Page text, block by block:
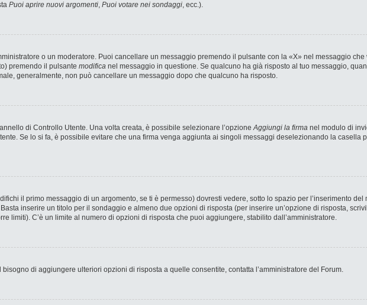
Puoi aprire nuovi argomenti, Puoi votare nei sondaggi, ecc.).
o un moderatore. Puoi cancellare un messaggio premendo il pulsante con la «X» nel messaggio
premendo il pulsante modifica nel messaggio in questione. Se qualcuno ha già risposto al tuo messaggio,
generalmente, non può cancellare un messaggio dopo che qualcuno ha risposto.
di Controllo Utente. Una volta creata, è possibile selezionare l’opzioneAggiungi la firma nel modulo di
Se lo si fa, è possibile evitare che una firma venga aggiunta ai singoli messaggi deselezionando la casella
il primo messaggio di un argomento, se ti è permesso) dovresti vedere, sotto lo spazio per l’inserimento
inserire un titolo per il sondaggio e almeno due opzioni di risposta (per inserire un’opzione di risposta,
limiti). C’è un limite al numero di opzioni di risposta che puoi aggiungere, stabilito dall’amministratore.
di aggiungere ulteriori opzioni di risposta a quelle consentite, contatta l’amministratore del Forum.